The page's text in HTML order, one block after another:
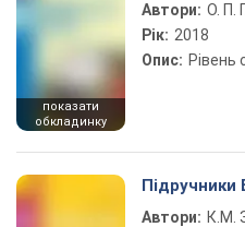
показати
обкладинку
Автори: О. П.
Рік: 2018
Опис: Рівень
Підручники
Автори: К.М.